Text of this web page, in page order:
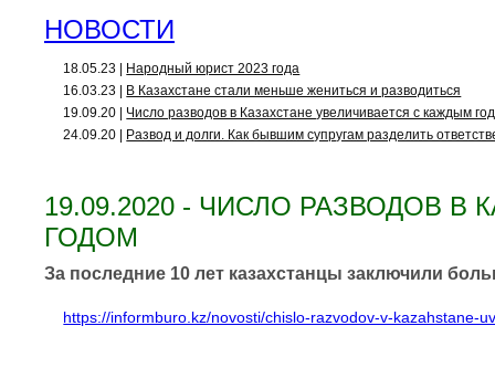
НОВОСТИ
18.05.23 |
Народный юрист 2023 года
16.03.23 |
В Казахстане стали меньше жениться и разводиться
19.09.20 | Число разводов в Казахстане увеличивается с каждым
24.09.20 |
Развод и долги. Как бывшим супругам разделить
19.09.2020 - ЧИСЛО РАЗВОДОВ
ГОДОМ
За последние 10 лет казахстанцы заключили
https://informburo.kz/novosti/chislo-razvodov-v-kazahstane-